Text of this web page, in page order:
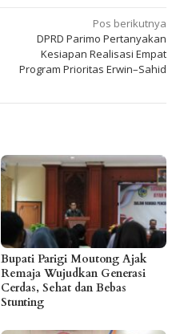
Pos berikutnya
DPRD Parimo Pertanyakan
Kesiapan Realisasi Empat
Program Prioritas Erwin–Sahid
Bupati Parigi Moutong Ajak
Remaja Wujudkan Generasi
Cerdas, Sehat dan Bebas
Stunting